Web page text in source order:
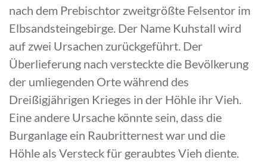
nach dem Prebischtor zweitgrößte Felsentor im
Elbsandsteingebirge. Der Name Kuhstall wird
auf zwei Ursachen zurückgeführt. Der
Überlieferung nach versteckte die Bevölkerung
der umliegenden Orte während des
Dreißigjährigen Krieges in der Höhle ihr Vieh.
Eine andere Ursache könnte sein, dass die
Burganlage ein Raubritternest war und die
Höhle als Versteck für geraubtes Vieh diente.